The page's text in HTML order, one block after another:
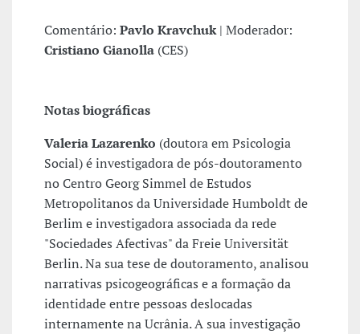
Comentário: Pavlo Kravchuk| Moderador:
Cristiano Gianolla (CES)
Notas biográficas
Valeria Lazarenko (doutora em Psicologia
Social) é investigadora de pós-doutoramento
no Centro Georg Simmel de Estudos
Metropolitanos da Universidade Humboldt de
Berlim e investigadora associada da rede
"Sociedades Afectivas" da Freie Universität
Berlin. Na sua tese de doutoramento, analisou
narrativas psicogeográficas e a formação da
identidade entre pessoas deslocadas
internamente na Ucrânia. A sua investigação